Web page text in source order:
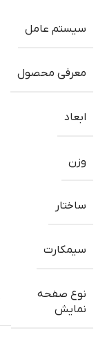
سیستم عامل
معرفی محصول
ابعاد
وزن
ساختار
سیمکارت
نوع صفحه
نمایش